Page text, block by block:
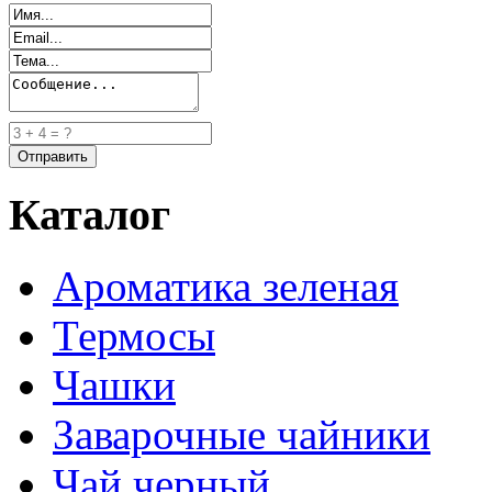
Каталог
Ароматика зеленая
Термосы
Чашки
Заварочные чайники